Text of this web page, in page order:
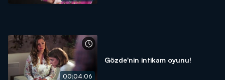
00:04:06
Gözde'nin intikam oyunu!